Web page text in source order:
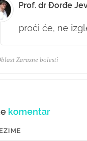
Prof. dr Đorđe
proći će, ne
Zarazne bolesti
komentar